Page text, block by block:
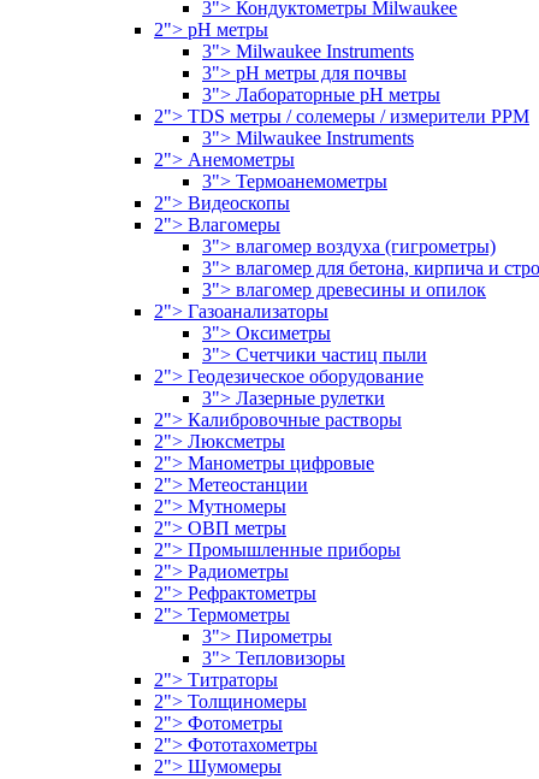
3"> Кондуктометры Milwaukee
2"> pH метры
3"> Milwaukee Instruments
3"> pH метры для почвы
3"> Лабораторные pH метры
2"> TDS метры / солемеры / измерители PPM
3"> Milwaukee Instruments
2"> Анемометры
3"> Термоанемометры
2"> Видеоскопы
2"> Влагомеры
3"> влагомер воздуха (гигрометры)
3"> влагомер для бетона, кирпича и
3"> влагомер древесины и опилок
2"> Газоанализаторы
3"> Оксиметры
3"> Счетчики частиц пыли
2"> Геодезическое оборудование
3"> Лазерные рулетки
2"> Калибровочные растворы
2"> Люксметры
2"> Манометры цифровые
2"> Метеостанции
2"> Мутномеры
2"> ОВП метры
2"> Промышленные приборы
2"> Радиометры
2"> Рефрактометры
2"> Термометры
3"> Пирометры
3"> Тепловизоры
2"> Титраторы
2"> Толщиномеры
2"> Фотометры
2"> Фототахометры
2"> Шумомеры